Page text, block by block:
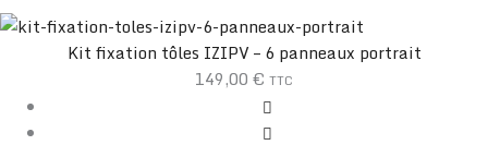
Kit fixation tôles IZIPV – 6 panneaux portrait
149,00 € TTC